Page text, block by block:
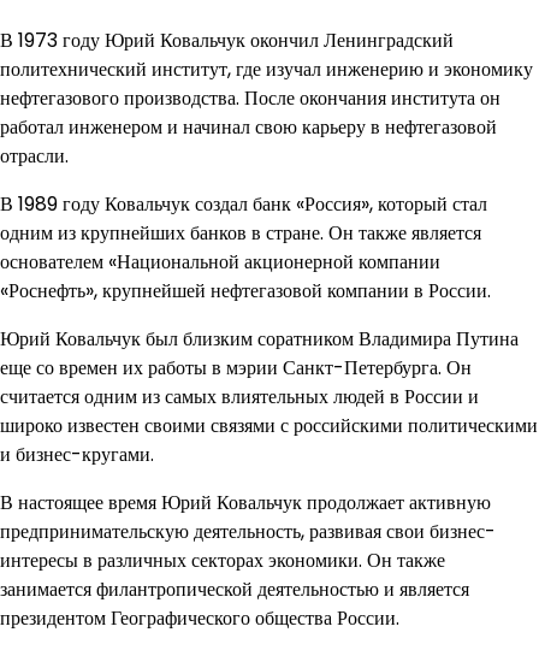
В 1973 году Юрий Ковальчук окончил Ленинградский
политехнический институт, где изучал инженерию и экономику
нефтегазового производства. После окончания института он
работал инженером и начинал свою карьеру в нефтегазовой
отрасли.
В 1989 году Ковальчук создал банк «Россия», который стал
одним из крупнейших банков в стране. Он также является
основателем «Национальной акционерной компании
«Роснефть», крупнейшей нефтегазовой компании в России.
Юрий Ковальчук был близким соратником Владимира Путина
еще со времен их работы в мэрии Санкт-Петербурга. Он
считается одним из самых влиятельных людей в России и
широко известен своими связями с российскими политическими
и бизнес-кругами.
В настоящее время Юрий Ковальчук продолжает активную
предпринимательскую деятельность, развивая свои бизнес-
интересы в различных секторах экономики. Он также
занимается филантропической деятельностью и является
президентом Географического общества России.